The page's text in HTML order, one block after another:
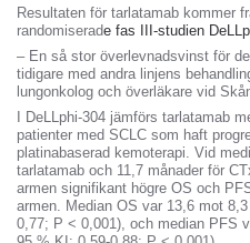
Resultaten för tarlatamab kommer
randomiserade fas III-studien
– En så stor överlevnadsvinst för
tidigare med andra linjens
lungonkolog och överläkare vid
I DeLLphi-304 jämförs tarlatamab
patienter med SCLC som haft
platinabaserad kemoterapi. Vid
tarlatamab och 11,7 månader för
armen signifikant högre OS och
armen. Median OS var 13,6 mot
0,77; P < 0,001), och median PFS